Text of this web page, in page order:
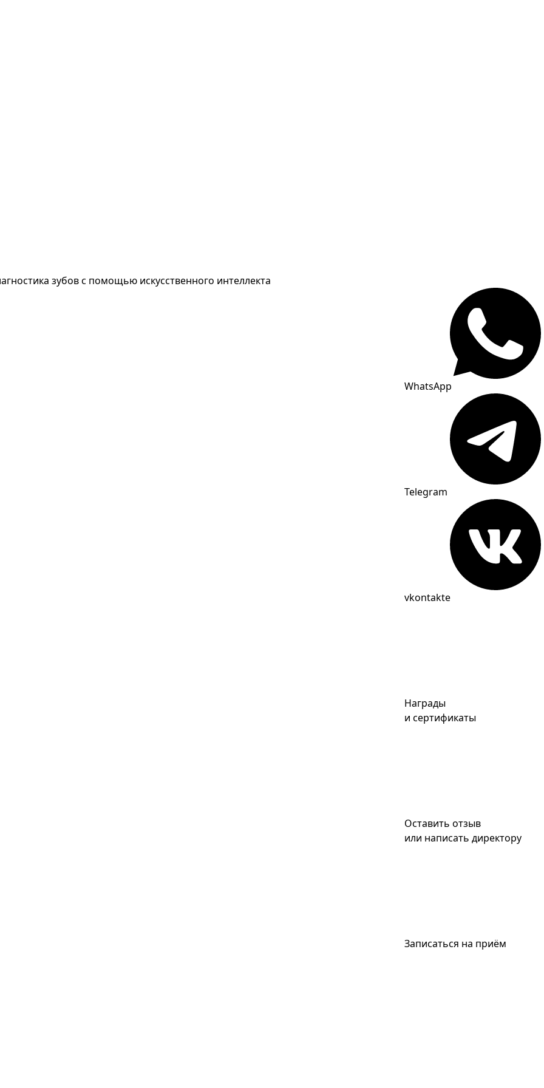
зубов с помощью искусственного интеллекта
WhatsApp
Telegram
vkontakte
Награды
и сертификаты
Оставить отзыв
или написать директору
Записаться на приём